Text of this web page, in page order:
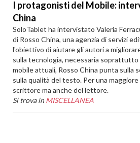
I protagonisti del Mobile:
China
SoloTablet ha intervistato Valeria
di Rosso China, una agenzia di servizi
l'obiettivo di aiutare gli autori a
sulla tecnologia, necessaria
mobile attuali, Rosso China punta sulla
sulla qualità del testo. Per una
scrittore ma anche del lettore.
Si trova in MISCELLANEA